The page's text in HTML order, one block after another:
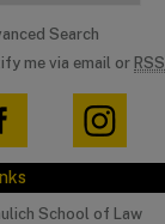
Search
me via email or RSS
School of Law